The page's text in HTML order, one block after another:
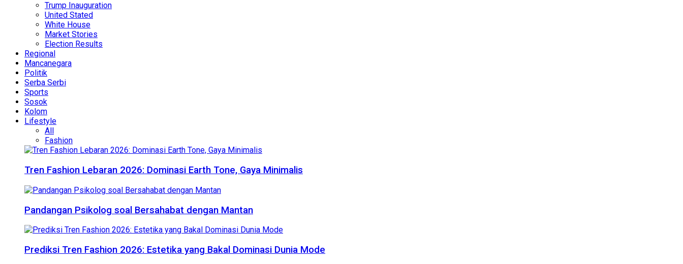
Trump Inauguration
United Stated
White House
Market Stories
Election Results
Regional
Mancanegara
Politik
Serba Serbi
Sports
Sosok
Kolom
Lifestyle
All
Fashion
Tren Fashion Lebaran 2026: Dominasi Earth Tone, Gaya Minimalis
Pandangan Psikolog soal Bersahabat dengan Mantan
Prediksi Tren Fashion 2026: Estetika yang Bakal Dominasi Dunia Mode